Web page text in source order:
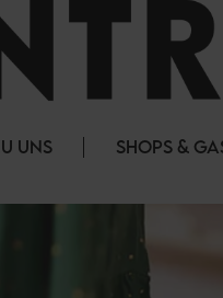
UNS SHOPS &